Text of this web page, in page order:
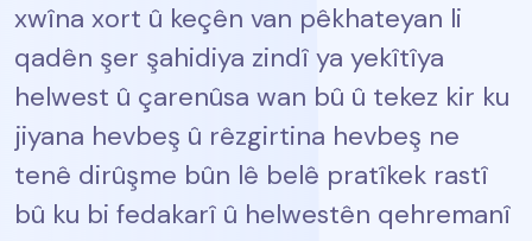
xwîna xort û keçên van pêkhateyan li
qadên şer şahidiya zindî ya yekîtîya
helwest û çarenûsa wan bû û tekez kir ku
jiyana hevbeş û rêzgirtina hevbeş ne
tenê dirûşme bûn lê belê pratîkek rastî
bû ku bi fedakarî û helwestên qehremanî